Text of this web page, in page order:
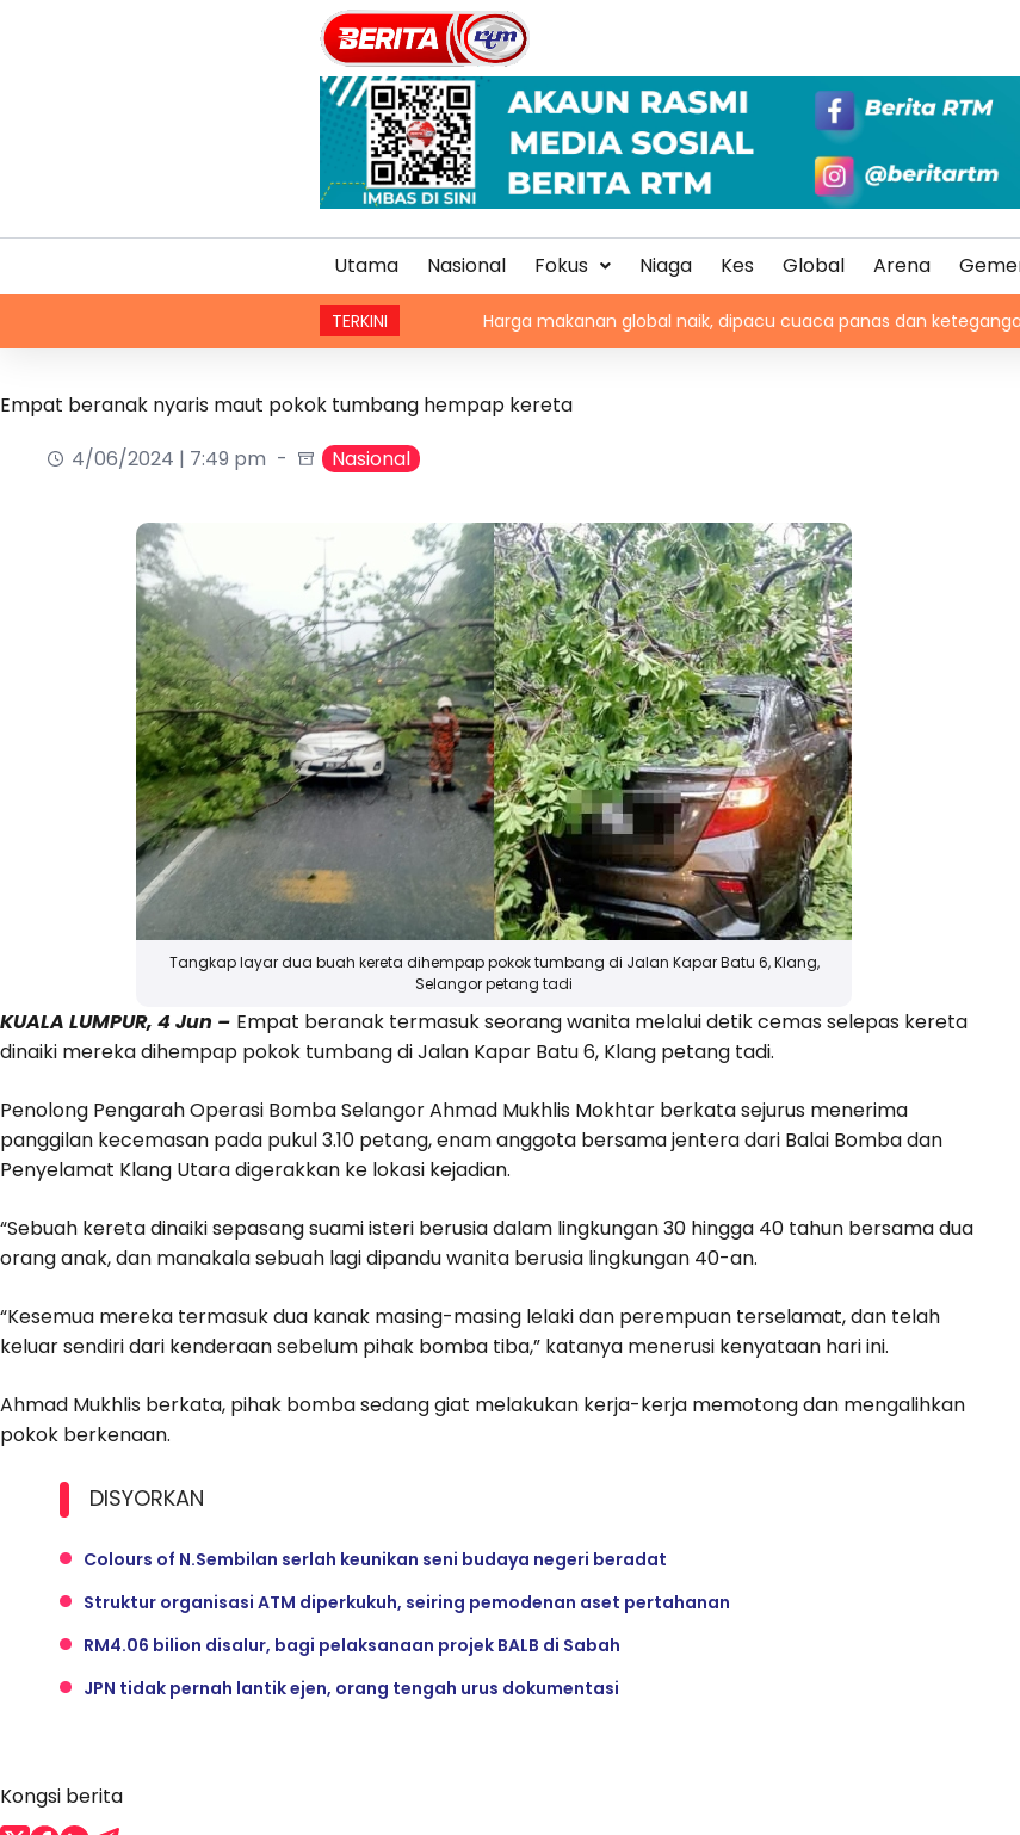
Utama Nasional Fokus Niaga Kes Global Arena
TERKINIHarga makanan global naik, dipacu cuaca panas dan ketegangan geopolitik
Empat beranak nyaris maut pokok tumbang hempap kereta
4/06/2024 | 7:49 pm
Nasional
Tangkap layar dua buah kereta dihempap pokok tumbang di Jalan Kapar Batu 6, Klang,
Selangor petang tadi
KUALA LUMPUR, 4 Jun – Empat beranak termasuk seorang wanita melalui detik cemas selepas kereta
dinaiki mereka dihempap pokok tumbang di Jalan Kapar Batu 6, Klang petang tadi.
Penolong Pengarah Operasi Bomba Selangor Ahmad Mukhlis Mokhtar berkata sejurus menerima
panggilan kecemasan pada pukul 3.10 petang, enam anggota bersama jentera dari Balai Bomba dan
Penyelamat Klang Utara digerakkan ke lokasi kejadian.
“Sebuah kereta dinaiki sepasang suami isteri berusia dalam lingkungan 30 hingga 40 tahun bersama dua
orang anak, dan manakala sebuah lagi dipandu wanita berusia lingkungan 40-an.
“Kesemua mereka termasuk dua kanak masing-masing lelaki dan perempuan terselamat, dan telah
keluar sendiri dari kenderaan sebelum pihak bomba tiba,” katanya menerusi kenyataan hari ini.
Ahmad Mukhlis berkata, pihak bomba sedang giat melakukan kerja-kerja memotong dan mengalihkan
pokok berkenaan.
DISYORKAN
Colours of N.Sembilan serlah keunikan seni budaya negeri beradat
Struktur organisasi ATM diperkukuh, seiring pemodenan aset pertahanan
RM4.06 bilion disalur, bagi pelaksanaan projek BALB di Sabah
JPN tidak pernah lantik ejen, orang tengah urus dokumentasi
Kongsi berita